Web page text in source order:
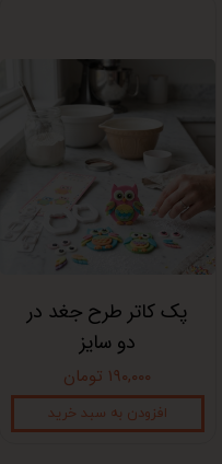
پک کاتر طرح جغد در
دو سایز
۱۹۰,۰۰۰ تومان
افزودن به سبد خرید